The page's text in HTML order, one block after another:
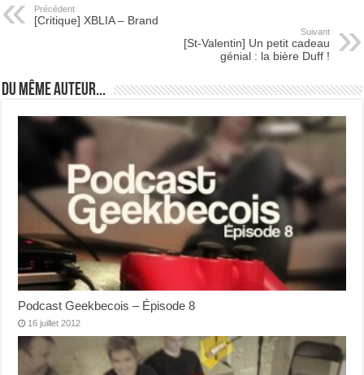
Précédent
[Critique] XBLIA – Brand
Suivant
[St-Valentin] Un petit cadeau
génial : la bière Duff !
Du même auteur...
Podcast Geekbecois – Épisode 8
16 juillet 2012